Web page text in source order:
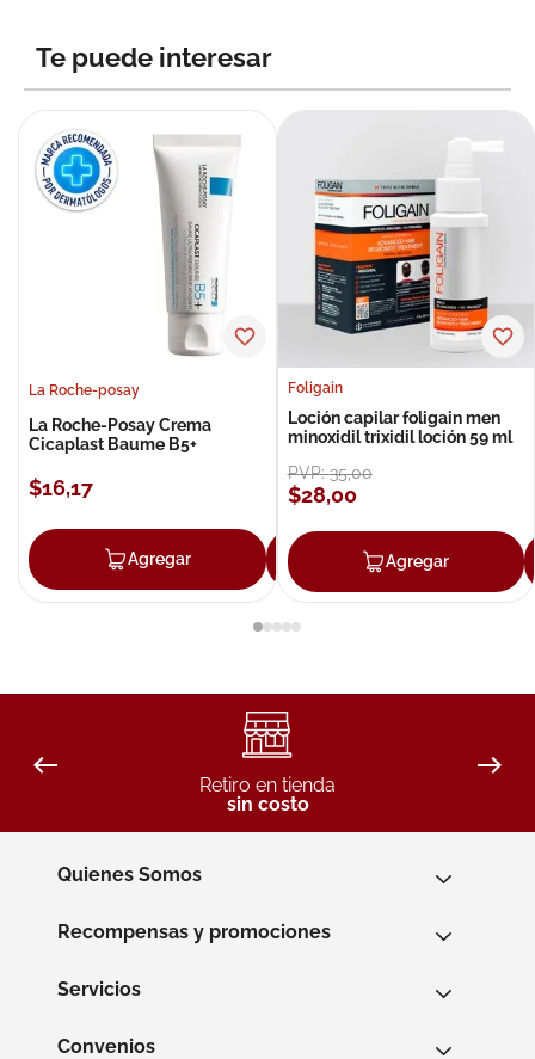
Te puede interesar
La Roche-posay
La Roche-Posay Crema
Cicaplast Baume B5+
$16,17
Agregar Agregar
Foligain
Loción capilar foligain men
minoxidil trixidil loción 59 ml
PVP:35,00
$28,00
Agregar
Retiro en tienda
sin costo
Quienes Somos
Recompensas y promociones
Servicios
Convenios